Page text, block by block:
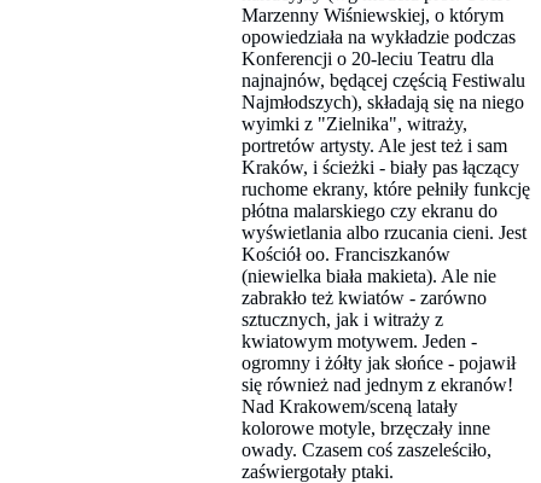
Marzenny Wiśniewskiej, o którym
opowiedziała na wykładzie podczas
Konferencji o 20-leciu Teatru dla
najnajnów, będącej częścią Festiwalu
Najmłodszych), składają się na niego
wyimki z "Zielnika", witraży,
portretów artysty. Ale jest też i sam
Kraków, i ścieżki - biały pas łączący
ruchome ekrany, które pełniły funkcję
płótna malarskiego czy ekranu do
wyświetlania albo rzucania cieni. Jest
Kościół oo. Franciszkanów
(niewielka biała makieta). Ale nie
zabrakło też kwiatów - zarówno
sztucznych, jak i witraży z
kwiatowym motywem. Jeden -
ogromny i żółty jak słońce - pojawił
się również nad jednym z ekranów!
Nad Krakowem/sceną latały
kolorowe motyle, brzęczały inne
owady. Czasem coś zaszeleściło,
zaświergotały ptaki.